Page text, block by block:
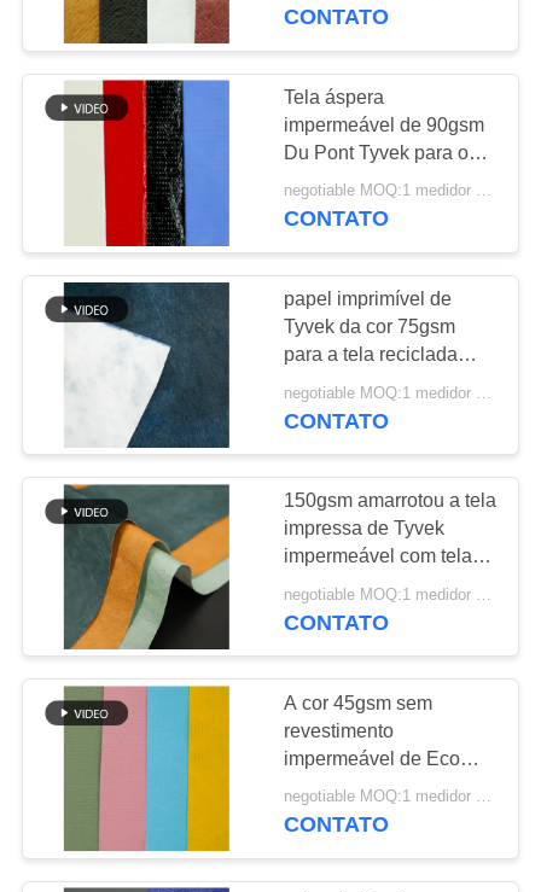
CONTROLE
DA
QUALIDADE
CONTACTE-
PEÇA
UMAS
CITAÇÕES
DO
SITE
PRIVACY
POLICY
Tela poli de Oxford
Tela impermeável
de Oxford
14
Tela impressa do
poliéster
42
CONTATO
Tela áspera
impermeável de 90gsm
Du Pont Tyvek para o
material amigável de
Eco
negotiable MOQ:1 medidor quadrado para o estoque; 1000 medidores quadrados para a personalização
CONTATO
papel imprimível de
Tyvek da cor 75gsm
para a tela reciclada
inofensiva de Eco
CONTATO
150gsm amarrotou a tela
impressa de Tyvek
impermeável com tela
não tecida
negotiable MOQ:1 medidor quadrado para o estoque; 1000 medidores quadrados para a personalização
CONTATO
A cor 45gsm sem
revestimento
impermeável de Eco
Tyvek 1443R imprimiu
anti rasgos
negotiable MOQ:1 medidor quadrado para o estoque; 1000 medidores quadrados para a personalização
CONTATO